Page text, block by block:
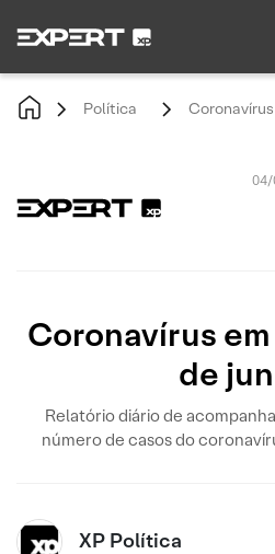
Política
04/
Coronavírus
de
Relatório diário de
número de casos do
XP Política